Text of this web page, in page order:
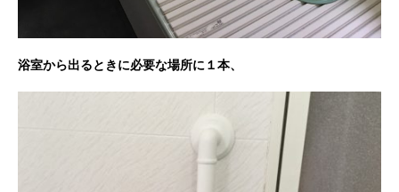
浴室から出るときに必要な場所に１本、